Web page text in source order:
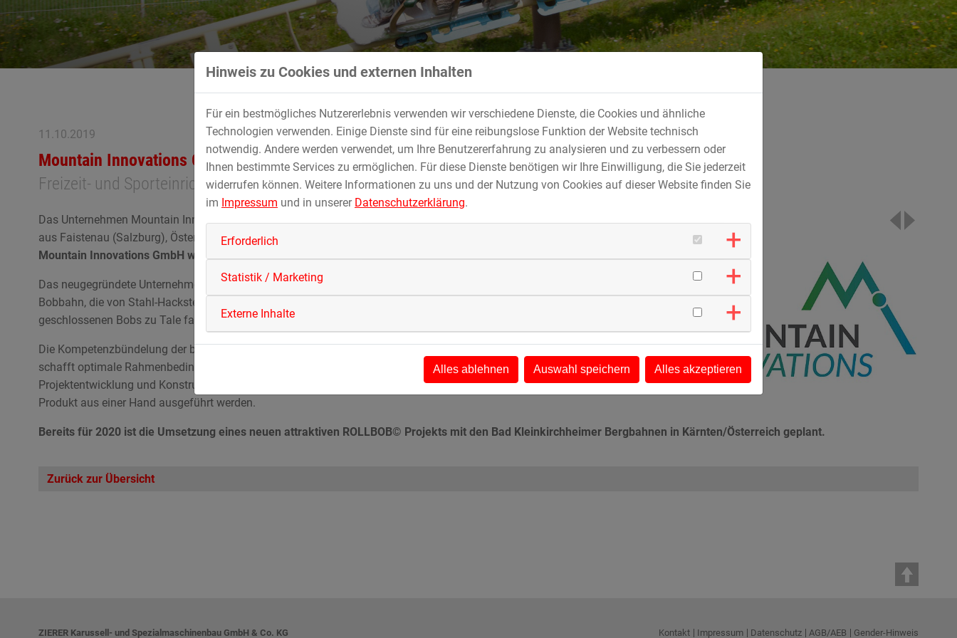
11.10.2019
Mountain Innovations GmbH
Freizeit- und Sporteinrichtungen in Berg- und Hanglagen
Das Unternehmen Mountain Innovations GmbH ist eine Neugründung der beiden Firmen Stahl-Hacksteiner-Metall GmbH
aus Faistenau (Salzburg), Österreich und ZIERER Karussell- und Spezialmaschinenbau GmbH & Co. KG, Deggendorf.
Mountain Innovations GmbH widmet sich mit neuartigen Fahr- und Sportgeräten der Sommerbelebung am Berg.
Das neugegründete Unternehmen ist nun Eigentümer des
Bobbahn, die von Stahl-Hacksteiner-Metall entwickelt und umgesetzt wurde. Der Vorteil der Bahn ist, dass die Gäste in
geschlossenen Bobs zu Tale fahren – anstatt wie bisher üblich – auf Rodeln.
Die Kompetenzbündelung der beiden Unternehmen Stahl-Hacksteiner-Metall und ZIERER in der Mountain Innovations
schafft optimale Rahmenbedingungen hinsichtlich Lagerhaltung, Service, Wartung, internationalem Vertrieb sowie
Projektentwicklung und Konstruktion. So können auch neue Sport- und Freizeitanlagen von der Idee bis zum fertigen
Produkt aus einer Hand ausgeführt werden.
Bereits für 2020 ist die Umsetzung eines neuen attraktiven ROLLBOB© Projekts mit den Bad Kleinkirchheimer Bergbahnen in Kärnten/Österreich geplant.
Zurück zur Übersicht
ZIERER Karussell- und Spezialmaschinenbau GmbH & Co. KG Kontakt Impressum Datenschutz AGB/AEB Gender-Hinweis
Hinweis zu Cookies und externen Inhalten
Für ein bestmögliches Nutzererlebnis verwenden wir verschiedene Dienste, die Cookies und ähnliche
Technologien verwenden. Einige Dienste sind für eine reibungslose Funktion der Website technisch
notwendig. Andere werden verwendet, um Ihre Benutzererfahrung zu analysieren und zu verbessern oder
Ihnen bestimmte Services zu ermöglichen. Für diese Dienste benötigen wir Ihre Einwilligung, die Sie jederzeit
widerrufen können. Weitere Informationen zu uns und der Nutzung von Cookies auf dieser Website finden Sie
im Impressum und in unserer Datenschutzerklärung.
Erforderlich
Statistik / Marketing
Externe Inhalte
Alles ablehnen Auswahl speichern Alles akzeptieren